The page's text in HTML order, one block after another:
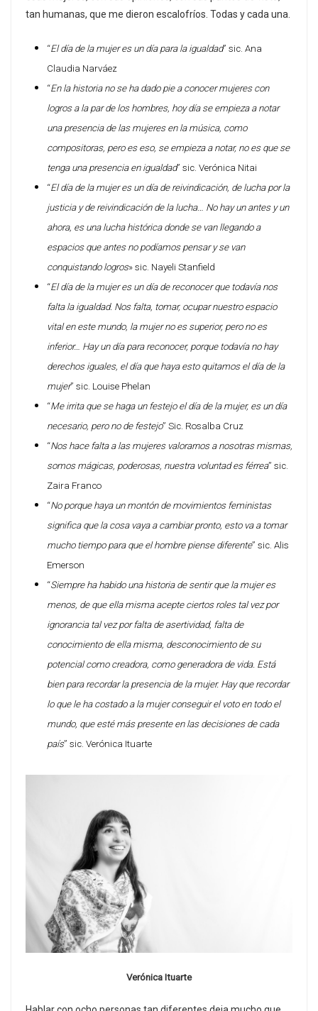
tan humanas, que me dieron escalofríos. Todas y cada una.
“El día de la mujer es un día para la igualdad” sic. Ana
Claudia Narváez
“En la historia no se ha dado pie a conocer mujeres con
logros a la par de los hombres, hoy día se empieza a notar
una presencia de las mujeres en la música, como
compositoras, pero es eso, se empieza a notar, no es que se
tenga una presencia en igualdad” sic. Verónica Nitai
“El día de la mujer es un día de reivindicación, de lucha por la
justicia y de reivindicación de la lucha… No hay un antes y un
ahora, es una lucha histórica donde se van llegando a
espacios que antes no podíamos pensar y se van
conquistando logros» sic. Nayeli Stanfield
“El día de la mujer es un día de reconocer que todavía nos
falta la igualdad. Nos falta, tomar, ocupar nuestro espacio
vital en este mundo, la mujer no es superior, pero no es
inferior… Hay un día para reconocer, porque todavía no hay
derechos iguales, el día que haya esto quitamos el día de la
mujer” sic. Louise Phelan
“Me irrita que se haga un festejo el día de la mujer, es un día
necesario, pero no de festejo” Sic. Rosalba Cruz
“Nos hace falta a las mujeres valorarnos a nosotras mismas,
somos mágicas, poderosas, nuestra voluntad es férrea” sic.
Zaira Franco
“No porque haya un montón de movimientos feministas
significa que la cosa vaya a cambiar pronto, esto va a tomar
mucho tiempo para que el hombre piense diferente” sic. Alis
Emerson
“Siempre ha habido una historia de sentir que la mujer es
menos, de que ella misma acepte ciertos roles tal vez por
ignorancia tal vez por falta de asertividad, falta de
conocimiento de ella misma, desconocimiento de su
potencial como creadora, como generadora de vida. Está
bien para recordar la presencia de la mujer. Hay que recordar
lo que le ha costado a la mujer conseguir el voto en todo el
mundo, que esté más presente en las decisiones de cada
país” sic. Verónica Ituarte
Verónica Ituarte